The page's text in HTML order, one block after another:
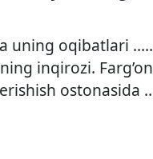
uning
inqirozi.
erishish